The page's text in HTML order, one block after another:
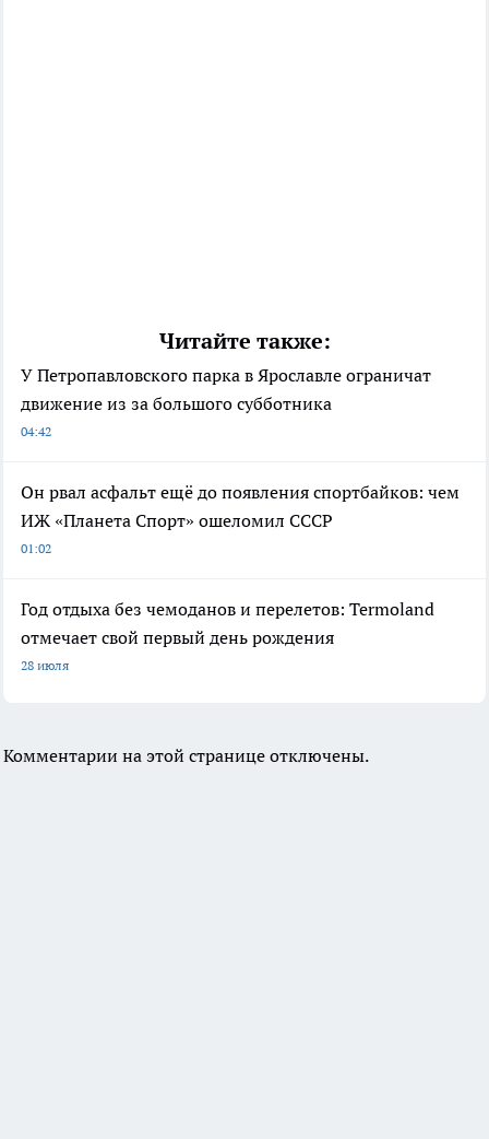
Читайте также:
У Петропавловского парка в Ярославле ограничат
движение из за большого субботника
04:42
Он рвал асфальт ещё до появления спортбайков: чем
ИЖ «Планета Спорт» ошеломил СССР
01:02
Год отдыха без чемоданов и перелетов: Termoland
отмечает свой первый день рождения
28 июля
Комментарии на этой странице отключены.